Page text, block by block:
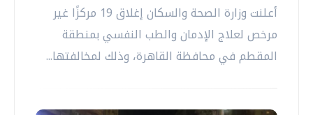
أعلنت وزارة الصحة والسكان إغلاق 19 مركزًا غير
مرخص لعلاج الإدمان والطب النفسي بمنطقة
المقطم في محافظة القاهرة، وذلك لمخالفتها...